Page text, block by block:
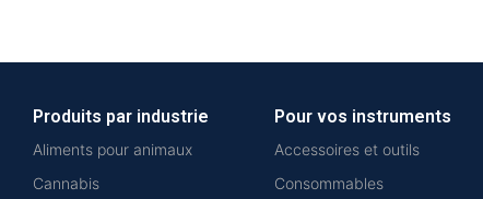
Produits par industrie
Aliments pour animaux
Cannabis
Pour vos instruments
Accessoires et outils
Consommables